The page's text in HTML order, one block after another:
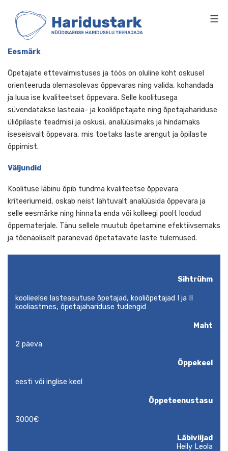
content
Õpetajate ettevalmistuses ja töös on oluline koht oskusel
orienteeruda olemasolevas õppevaras ning valida,
ja luua ise kvaliteetset õppevara. Selle koolitusega
süvendatakse lasteaia- ja kooliõpetajate ning
üliõpilaste teadmisi ja oskusi, analüüsimaks ja hindamaks
iseseisvalt õppevara, mis toetaks laste arengut ja
õppimist.
Väljundid
Koolituse läbinu õpib tundma kvaliteetse õppevara
kriteeriumeid, oskab neist lähtuvalt analüüsida õppevara ja
selle eesmärke ning hinnata enda või kolleegi poolt loodud
koolieelse lasteasutuse õpetajad, kooliõpetajad I ja II
kooliastmes, õpetajahariduse tudengid
2 päeva
eesti või inglise keel